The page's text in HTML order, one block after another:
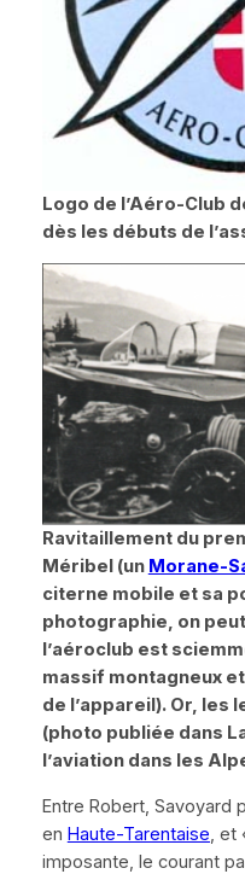
Logo de l’Aéro-Club
dès les débuts de
Ravitaillement du
Méribel (un Morane-
citerne mobile et sa
photographie, on
l’aéroclub est
massif montagneux
de l’appareil). Or, les
(photo publiée dans
l’aviation dans les
Entre Robert, Savoyard
en Haute-Tarentaise, et
imposante, le courant